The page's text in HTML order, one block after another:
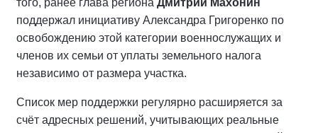
того, ранее глава региона Дмитрий Махонин
поддержал инициативу Александра Григоренко по
освобождению этой категории военнослужащих и
членов их семьи от уплаты земельного налога
независимо от размера участка.
Список мер поддержки регулярно расширяется за
счёт адресных решений, учитывающих реальные